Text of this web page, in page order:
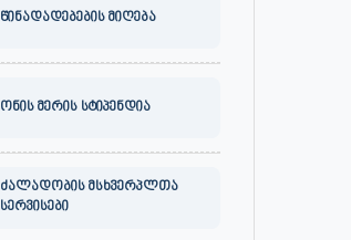
წინადადებების მიღება
ონის მერის სტიპენდია
ძალადობის მსხვერპლთა
სერვისები